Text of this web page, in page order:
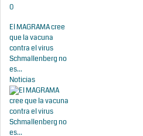
0
El MAGRAMA cree
que la vacuna
contra el virus
Schmallenberg no
es...
Noticias